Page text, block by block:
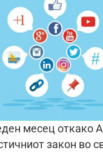
месец откако
закон во